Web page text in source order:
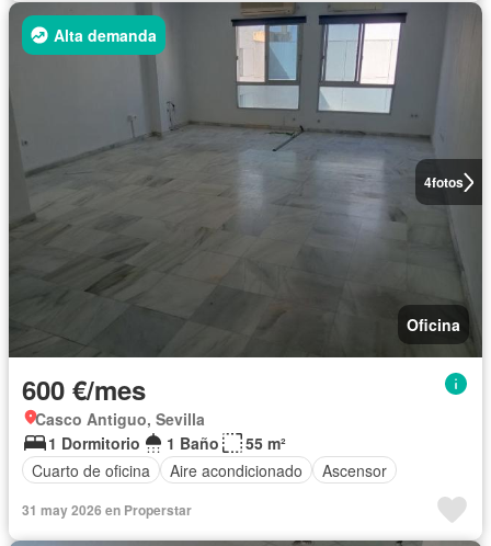
4fotos
Alta demanda
Oficina
600 €/mes
Casco Antiguo, Sevilla
1 Dormitorio
1 Baño
55 m²
Cuarto de oficina
Aire acondicionado Ascensor
31 may 2026 en Properstar